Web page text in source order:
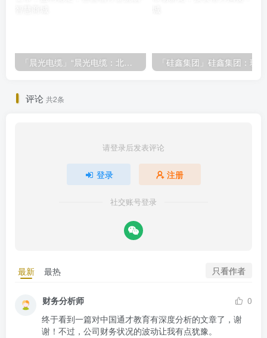
「晨光电缆」“晨光电缆：北交所上市，盈利稳定，但面临行业挑战
评论 共2条
请登录后发表评论
登录 注册
社交账号登录
最新 最热 只看作者
财务分析师
0
终于看到一篇对中国通才教育有深度分析的文章了，谢
谢！不过，公司财务状况的波动让我有点犹豫。